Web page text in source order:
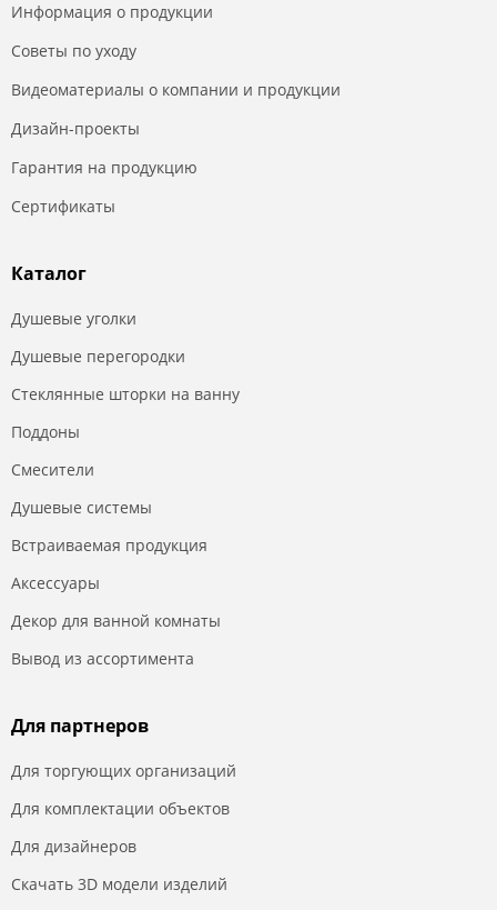
Информация о продукции
Советы по уходу
Видеоматериалы о компании и продукции
Дизайн-проекты
Гарантия на продукцию
Сертификаты
Каталог
Душевые уголки
Душевые перегородки
Стеклянные шторки на ванну
Поддоны
Смесители
Душевые системы
Встраиваемая продукция
Аксессуары
Декор для ванной комнаты
Вывод из ассортимента
Для партнеров
Для торгующих организаций
Для комплектации объектов
Для дизайнеров
Скачать 3D модели изделий